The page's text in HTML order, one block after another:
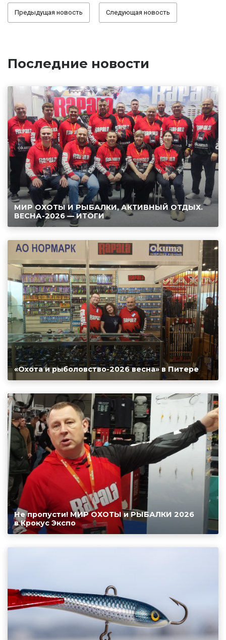
Предыдущая новость Следующая новость
Последние новости
МИР ОХОТЫ И РЫБАЛКИ, АКТИВНЫЙ ОТДЫХ.
ВЕСНА-2026 — ИТОГИ
«Охота и рыболовство-2026 весна» в Питере
Не пропусти! МИР ОХОТЫ и РЫБАЛКИ 2026
в Крокус Экспо